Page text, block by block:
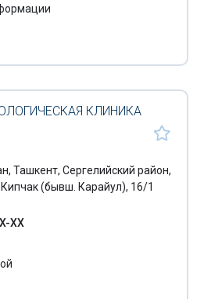
КЛИНИКА
Ташкент, Сергелийский район,
(бывш. Карайул), 16/1
XX